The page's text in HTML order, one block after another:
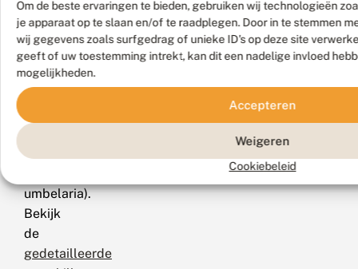
Om de beste ervaringen te bieden, gebruiken wij technologieën
je apparaat op te slaan en/of te raadplegen. Door in te stemmen
wij gegevens zoals surfgedrag of unieke ID's op deze site
geeft of uw toestemming intrekt, kan dit een nadelige invloed
mogelijkheden.
Accepteren
Weigeren
Cookiebeleid
emutaria),
de
moerasstipspanner
(S.
corrivalaria)
zoomstipspanner
umbelaria).
Bekijk
de
gedetailleerde